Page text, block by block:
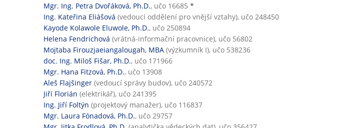
Mgr. Ing. Petra Dvořáková, Ph.D., učo 16685 *
Ing. Kateřina Eliášová (vedoucí oddělení pro vnější vztahy), učo 248450
Kayode Kolawole Eluwole, Ph.D., učo 250894
Helena Fendrichová (vrátná-informační pracovnice), učo 56802
Mojtaba Firouzjaeiangalougah, MBA (výzkumník I), učo 538236
doc. Ing. Miloš Fišar, Ph.D., učo 171966
Mgr. Hana Fitzová, Ph.D., učo 13908
Aleš Flajšinger (vedoucí správy budov), učo 240572
Jiří Florián (elektrikář), učo 241395
Ing. Jiří Foltýn (projektový manažer), učo 116837
Mgr. Laura Fónadová, Ph.D., učo 29757